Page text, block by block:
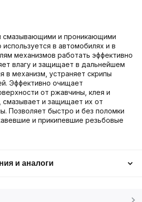
смазывающими и проникающими
в автомобилях и в
механизмов работать эффективно
влагу и защищает в дальнейшем
в механизм, устраняет скрипы
Эффективно очищает
от ржавчины, клея и
смазывает и защищает их от
Позволяет быстро и без поломки
и прикипевшие резьбовые
и аналоги